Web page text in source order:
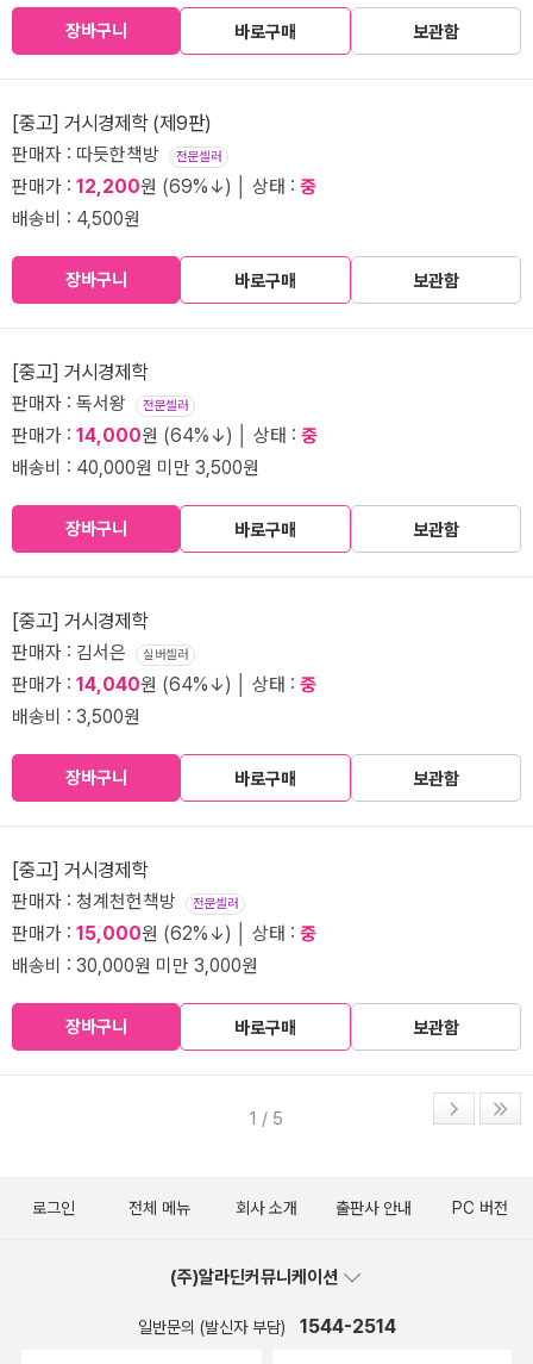
장바구니 바로구매 보관함
[중고] 거시경제학 (제9판)
판매자 : 따듯한책방 전문셀러
판매가 : 12,200원 (69%↓) │ 상태 : 중
배송비 : 4,500원
장바구니 바로구매 보관함
[중고] 거시경제학
판매자 : 독서왕 전문셀러
판매가 : 14,000원 (64%↓) │ 상태 : 중
배송비 : 40,000원 미만 3,500원
장바구니 바로구매 보관함
[중고] 거시경제학
판매자 : 김서은 실버셀러
판매가 : 14,040원 (64%↓) │ 상태 : 중
배송비 : 3,500원
장바구니 바로구매 보관함
[중고] 거시경제학
판매자 : 청계천헌책방 전문셀러
판매가 : 15,000원 (62%↓) │ 상태 : 중
배송비 : 30,000원 미만 3,000원
장바구니 바로구매 보관함
1 / 5
로그인 전체 메뉴 회사 소개 출판사 안내 PC 버전
(주)알라딘커뮤니케이션
일반문의 (발신자 부담) 1544-2514